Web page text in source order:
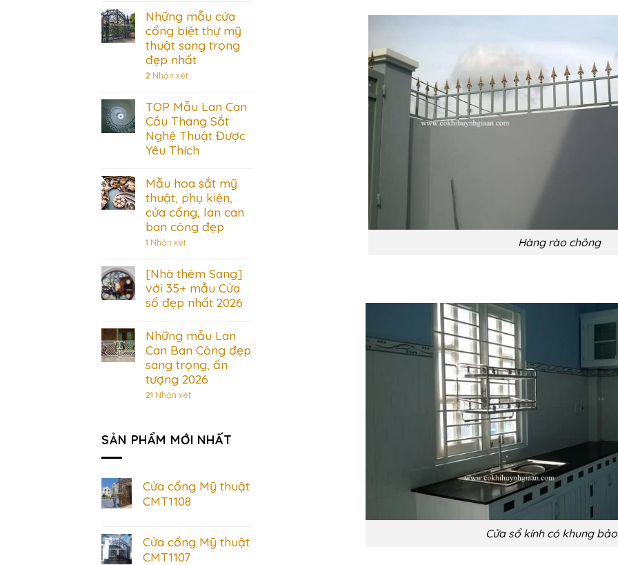
Những mẫu cửa
cổng biệt thự mỹ
thuật sang trọng
đẹp nhất
2 Nhận xét
TOP Mẫu Lan Can
Cầu Thang Sắt
Nghệ Thuật Được
Yêu Thích
Mẫu hoa sắt mỹ
thuật, phụ kiện,
cửa cổng, lan can
ban công đẹp
1 Nhận xét
[Nhà thêm Sang]
với 35+ mẫu Cửa
sổ đẹp nhất 2026
Những mẫu Lan
Can Ban Công đẹp
sang trọng, ấn
tượng 2026
21 Nhận xét
SẢN PHẨM MỚI NHẤT
Cửa cổng Mỹ thuật
CMT1108
Cửa cổng Mỹ thuật
CMT1107
Hàng rào chông
Cửa sổ kính có khung